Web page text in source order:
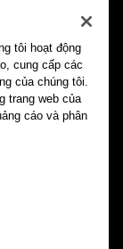
tôi hoạt động
cung cấp các
của chúng tôi.
trang web của
cáo và phân